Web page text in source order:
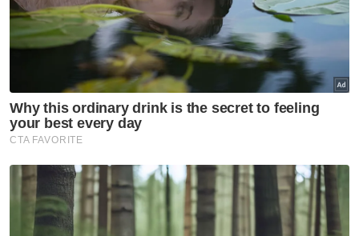
"Oleh demikian, baginda mahukan semua
pihak terutama ahli-ahli politik untuk sentiasa
bekerjasama tanpa mengira pendirian parti
masing-masing dan sentiasa fokus
membantu rakyat serta negara dalam
menangani masalah penyebaran wabak
ekonomi yang teruk terjejas," katanya.